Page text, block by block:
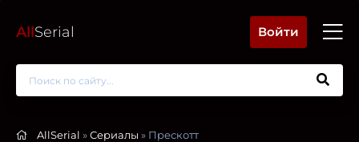
AllSerial Войти
AllSerial »Сериалы » Прескотт